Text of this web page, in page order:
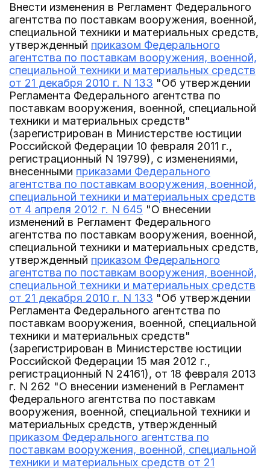
Внести изменения в Регламент Федерального
агентства по поставкам вооружения, военной,
специальной техники и материальных средств,
утвержденный приказом Федерального
агентства по поставкам вооружения, военной,
специальной техники и материальных средств
от 21 декабря 2010 г. N 133 "Об утверждении
Регламента Федерального агентства по
поставкам вооружения, военной, специальной
техники и материальных средств"
(зарегистрирован в Министерстве юстиции
Российской Федерации 10 февраля 2011 г.,
регистрационный N 19799), с изменениями,
внесенными приказами Федерального
агентства по поставкам вооружения, военной,
специальной техники и материальных средств
от 4 апреля 2012 г. N 645 "О внесении
изменений в Регламент Федерального
агентства по поставкам вооружения, военной,
специальной техники и материальных средств,
утвержденный приказом Федерального
агентства по поставкам вооружения, военной,
специальной техники и материальных средств
от 21 декабря 2010 г. N 133 "Об утверждении
Регламента Федерального агентства по
поставкам вооружения, военной, специальной
техники и материальных средств"
(зарегистрирован в Министерстве юстиции
Российской Федерации 15 мая 2012 г.,
регистрационный N 24161), от 18 февраля 2013
г. N 262 "О внесении изменений в Регламент
Федерального агентства по поставкам
вооружения, военной, специальной техники и
материальных средств, утвержденный
приказом Федерального агентства по
поставкам вооружения, военной, специальной
техники и материальных средств от 21